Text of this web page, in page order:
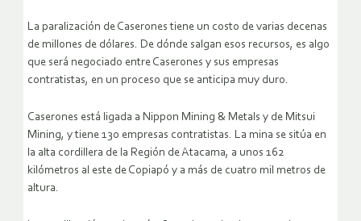
La paralización de Caserones tiene un costo de varias decenas
de millones de dólares. De dónde salgan esos recursos, es algo
que será negociado entre Caserones y sus empresas
contratistas, en un proceso que se anticipa muy duro.
Caserones está ligada a Nippon Mining & Metals y de Mitsui
Mining, y tiene 130 empresas contratistas. La mina se sitúa en
la alta cordillera de la Región de Atacama, a unos 162
kilómetros al este de Copiapó y a más de cuatro mil metros de
altura.